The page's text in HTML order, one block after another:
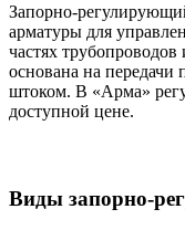
Запорно-
арматуры для
частях
основана на передачи
штоком. В «Арма»
доступной цене.
Виды запорно-